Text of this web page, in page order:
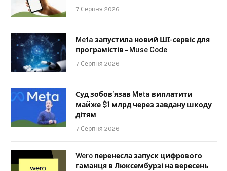
7 Серпня 2026
Meta запустила новий ШІ-сервіс для
програмістів – Muse Code
7 Серпня 2026
Суд зобов’язав Meta виплатити
майже $1 млрд через завдану шкоду
дітям
7 Серпня 2026
Wero перенесла запуск цифрового
гаманця в Люксембурзі на вересень